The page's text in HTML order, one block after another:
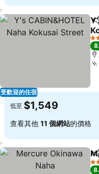
受歡迎的住宿
分
2
低至 $1,549
查看其他 11 個網站的價格
分
4